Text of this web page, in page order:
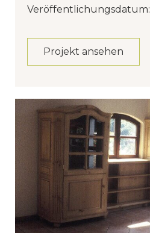
Veröffentlichungsdatum:
Projekt ansehen